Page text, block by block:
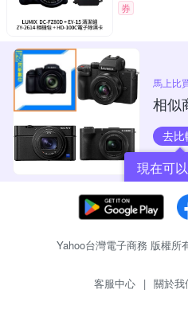
券
馬上比
相似
去比
現在可
Yahoo台灣電子商務 版權所
客服中心 | 關於我